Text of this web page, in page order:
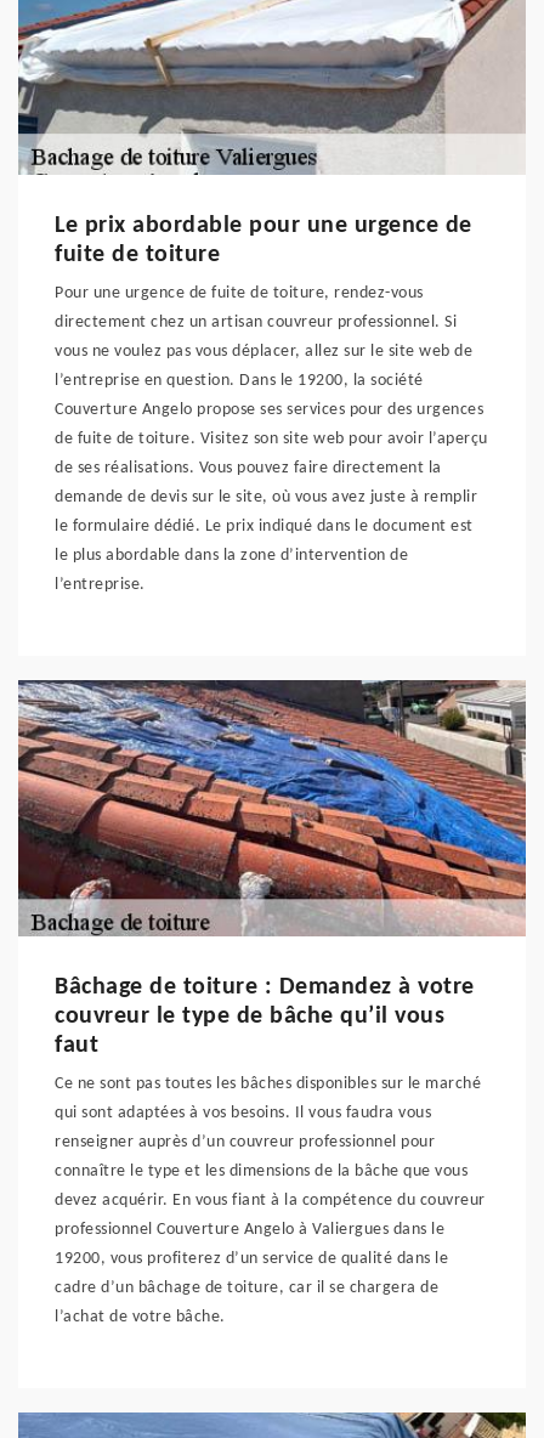
Le prix abordable pour une urgence de
fuite de toiture
Pour une urgence de fuite de toiture, rendez-vous
directement chez un artisan couvreur professionnel. Si
vous ne voulez pas vous déplacer, allez sur le site web de
l’entreprise en question. Dans le 19200, la société
Couverture Angelo propose ses services pour des urgences
de fuite de toiture. Visitez son site web pour avoir l’aperçu
de ses réalisations. Vous pouvez faire directement la
demande de devis sur le site, où vous avez juste à remplir
le formulaire dédié. Le prix indiqué dans le document est
le plus abordable dans la zone d’intervention de
l’entreprise.
Bâchage de toiture : Demandez à votre
couvreur le type de bâche qu’il vous
faut
Ce ne sont pas toutes les bâches disponibles sur le marché
qui sont adaptées à vos besoins. Il vous faudra vous
renseigner auprès d’un couvreur professionnel pour
connaître le type et les dimensions de la bâche que vous
devez acquérir. En vous fiant à la compétence du couvreur
professionnel Couverture Angelo à Valiergues dans le
19200, vous profiterez d’un service de qualité dans le
cadre d’un bâchage de toiture, car il se chargera de
l’achat de votre bâche.